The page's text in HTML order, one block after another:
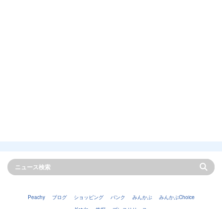
Peachy ブログ ショッピング バンク みんかぶ
みんかぶChoice